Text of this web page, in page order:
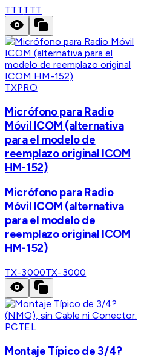
TTTTTT
TXPRO
Micrófono para Radio
Móvil ICOM (alternativa
para el modelo de
reemplazo original ICOM
HM-152)
Micrófono para Radio
Móvil ICOM (alternativa
para el modelo de
reemplazo original ICOM
HM-152)
TX-3000TX-3000
PCTEL
Montaje Típico de 3/4?